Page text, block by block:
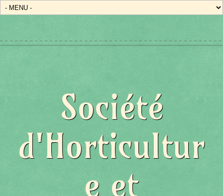
Société
d'Horticultur
e et